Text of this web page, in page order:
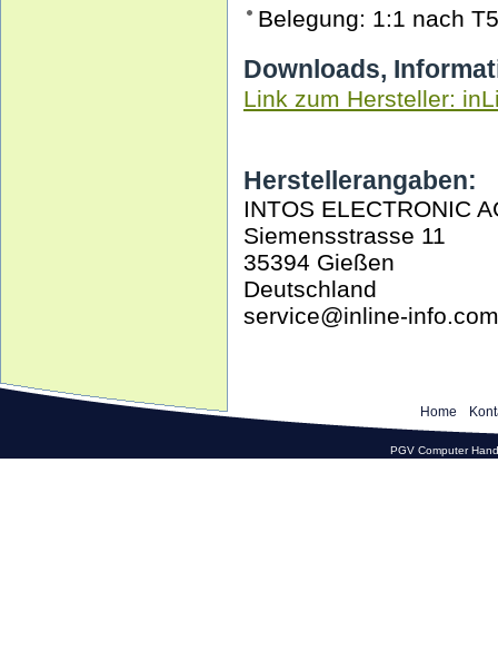
Belegung: 1:1 nach
Downloads,
Link zum Hersteller:
Herstellerangaben:
INTOS ELECTRONIC
Siemensstrasse 11
35394 Gießen
Deutschland
service@inline-info.com
Home
PGV Computer